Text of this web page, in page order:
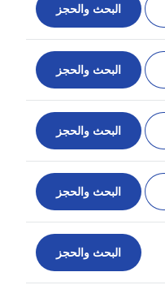
البحث والحجز
البحث والحجز
البحث والحجز
البحث والحجز
البحث والحجز